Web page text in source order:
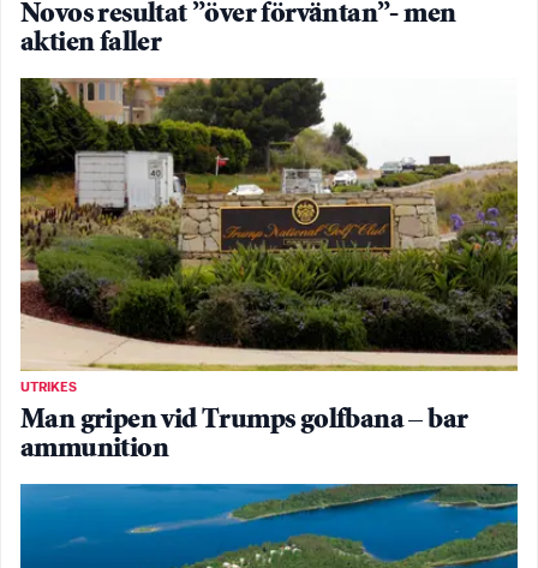
Novos resultat ”över förväntan”- men
aktien faller
UTRIKES
Man gripen vid Trumps golfbana – bar
ammunition